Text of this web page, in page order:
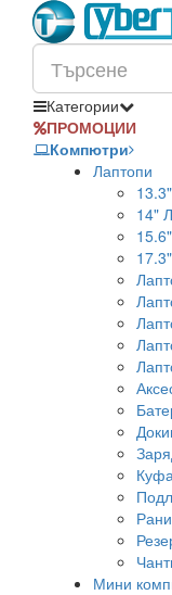
Категории
ПРОМОЦИИ
Компютри
Лаптопи
14"
Мини